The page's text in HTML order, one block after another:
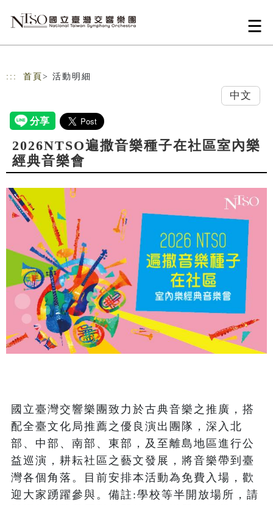
::: 首頁 > 活動明細
中文
2026NTSO遍撒音樂種子在社區室內樂
經典音樂會
國立臺灣交響樂團致力於古典音樂之推廣，搭
配全臺文化局推薦之優良演出團隊，深入北
部、中部、南部、東部，及至離島地區進行公
益巡演，耕耘社區之藝文發展，將音樂帶到臺
灣各個角落。目前安排本活動為免費入場，歡
迎大家踴躍參與。備註:學校等半開放場所，請